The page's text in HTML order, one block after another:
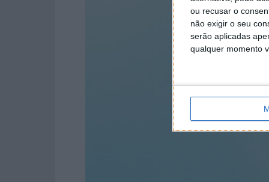
ou recusar o
não exigir o seu
serão aplicadas
qualquer momento